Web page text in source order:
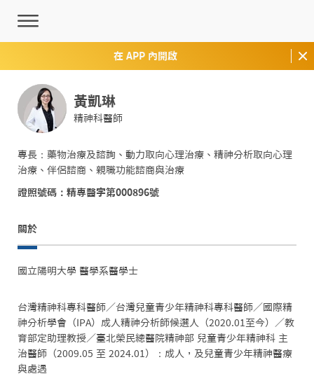
在 APP 內開啟
黃凱琳
精神科醫師
專長：藥物治療及諮詢、動力取向心理治療、精神分析取向心理
治療、伴侶諮商、親職功能諮商與治療
證照號碼：精專醫字第000896號
關於
國立陽明大學 醫學系醫學士
台灣精神科專科醫師／台灣兒童青少年精神科專科醫師／國際精
神分析學會（IPA）成人精神分析師候選人（2020.01至今）／教
育部定助理教授／臺北榮民總醫院精神部 兒童青少年精神科 主
治醫師（2009.05 至 2024.01）：成人，及兒童青少年精神醫療
與處遇